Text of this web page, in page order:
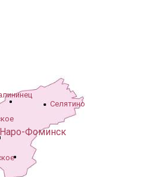
Наро-Фоминск
Селятино